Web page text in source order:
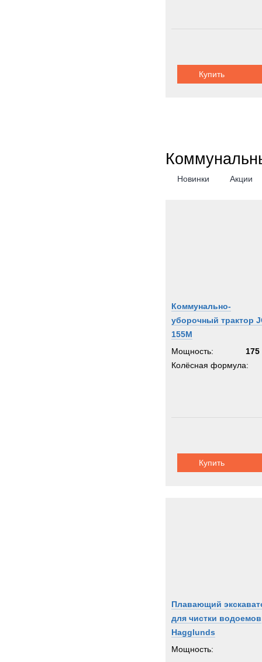
Купить
Новинки Акции
Коммунально-
уборочный трактор
155M
Мощность:
175
Колёсная формула:
Купить
Плавающий
для чистки водоемов
Hagglunds
Мощность: